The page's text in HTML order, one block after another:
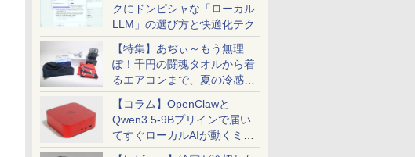
クにドンピシャな「ローカル
LLM」の選び方と快適化テク
【特集】あぢぃ～もう無理
ぽ！千円の闘魂タオルから着
るエアコンまで、夏の冷感グ
ッズ一挙紹介
【コラム】OpenClawと
Qwen3.5-9Bプリインで届い
てすぐローカルAIが動くミニ
PC「SER9 Pro」